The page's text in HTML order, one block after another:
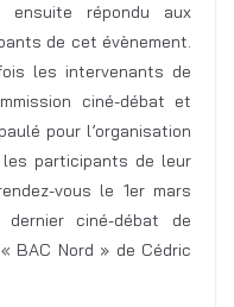
ensuite répondu aux
de cet évènement.
les intervenants de
ciné-débat et
pour l’organisation
participants de leur
vous le 1er mars
ciné-débat de
BAC Nord » de Cédric